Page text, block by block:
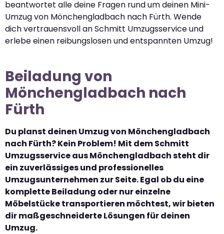
beantwortet alle deine Fragen rund um deinen Mini-
Umzug von Mönchengladbach nach Fürth. Wende
dich vertrauensvoll an Schmitt Umzugsservice und
erlebe einen reibungslosen und entspannten Umzug!
Beiladung von
Mönchengladbach nach
Fürth
Du planst deinen Umzug von Mönchengladbach
nach Fürth? Kein Problem! Mit dem Schmitt
Umzugsservice aus Mönchengladbach steht dir
ein zuverlässiges und professionelles
Umzugsunternehmen zur Seite. Egal ob du eine
komplette Beiladung oder nur einzelne
Möbelstücke transportieren möchtest, wir bieten
dir maßgeschneiderte Lösungen für deinen
Umzug.